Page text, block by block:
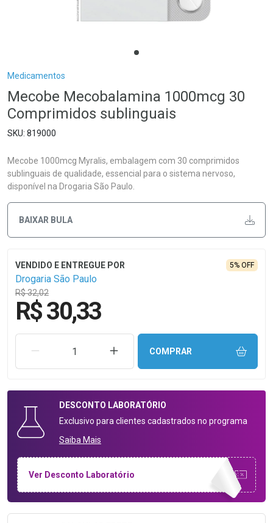
Breadcrumb
Medicamentos
Mecobe Mecobalamina 1000mcg 30
Comprimidos sublinguais
819000
Mecobe 1000mcg Myralis, embalagem com 30 comprimidos
sublinguais de qualidade, essencial para o sistema nervoso,
disponível na Drogaria São Paulo.
BAIXAR BULA
Drogaria São Paulo
R$ 32,02
5% OFF
R$ 30,33
REMOVER UMA UNIDADEAUMENTAR UMA UNIDADE
COMPRAR
DESCONTO LABORATÓRIO
Exclusivo para clientes cadastrados no programa
Saiba Mais
Ver Desconto Laboratório